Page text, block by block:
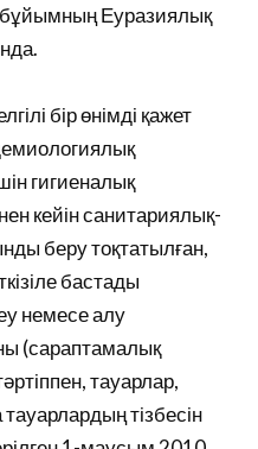
бұйымның Еуразиялық
бір өнімді қажет
гигиеналық
кейін санитариялық-
беру тоқтатылған,
бастады
немесе алу
(сараптамалық
тауарлар,
тізбесін